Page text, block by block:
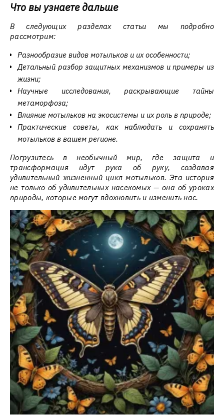
Что вы узнаете дальше
В следующих разделах статьи мы подробно
рассмотрим:
Разнообразие видов мотыльков и их особенности;
Детальный разбор защитных механизмов и примеры из
жизни;
Научные исследования, раскрывающие тайны
метаморфоза;
Влияние мотыльков на экосистемы и их роль в природе;
Практические советы, как наблюдать и сохранять
мотыльков в вашем регионе.
Погрузитесь в необычный мир, где защита и
трансформация идут рука об руку, создавая
удивительный жизненный цикл мотыльков. Эта история
не только об удивительных насекомых — она об уроках
природы, которые могут вдохновить и изменить нас.